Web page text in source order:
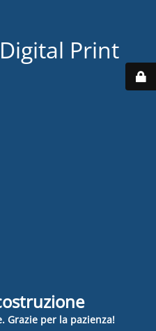
Print
Grazie per la pazienza!